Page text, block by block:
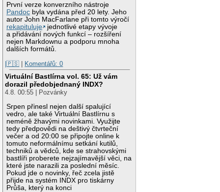
První verze konverzního nástroje
Pandoc byla vydána před 20 lety. Jeho
autor John MacFarlane při tomto výročí
rekapituluje
jednotlivé etapy vývoje
a přidávání nových funkcí – rozšíření
nejen Markdownu a podporu mnoha
dalších formátů.
|🇵🇸 | Komentářů: 0
Virtuální Bastlírna vol. 65: Už vám
dorazil předobjednaný INDX?
4.8. 00:55 | Pozvánky
Srpen přinesl nejen další spalující
vedro, ale také Virtuální Bastlírnu s
neméně žhavými novinkami. Využijte
tedy předpovědi na deštivý čtvrteční
večer a od 20:00 se připojte online k
tomuto neformálnímu setkání kutilů,
techniků a vědců, kde se strahovskými
bastlíři proberete nejzajímavější věci, na
které jste narazili za poslední měsíc.
Pokud jde o novinky, řeč zcela jistě
přijde na systém INDX pro tiskárny
Průša, který na konci